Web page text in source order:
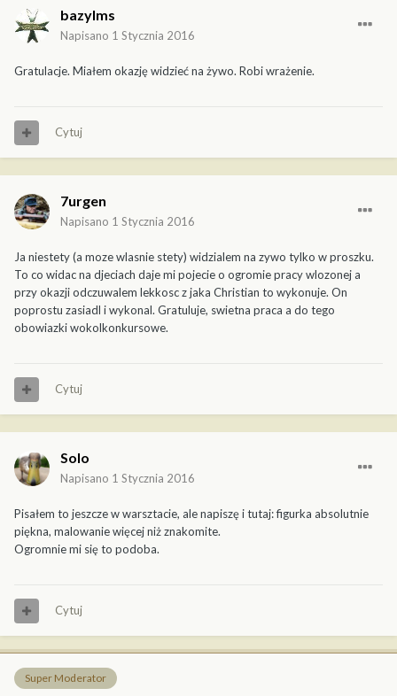
bazylms
Napisano 1 Stycznia 2016
Gratulacje. Miałem okazję widzieć na żywo. Robi wrażenie.
Cytuj
7urgen
Napisano 1 Stycznia 2016
Ja niestety (a moze wlasnie stety) widzialem na zywo tylko w proszku.
To co widac na djeciach daje mi pojecie o ogromie pracy wlozonej a
przy okazji odczuwalem lekkosc z jaka Christian to wykonuje. On
poprostu zasiadl i wykonal. Gratuluje, swietna praca a do tego
obowiazki wokolkonkursowe.
Cytuj
Solo
Napisano 1 Stycznia 2016
Pisałem to jeszcze w warsztacie, ale napiszę i tutaj: figurka absolutnie
piękna, malowanie więcej niż znakomite.
Ogromnie mi się to podoba.
Cytuj
Super Moderator